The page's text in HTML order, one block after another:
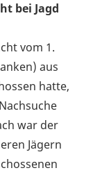
bei Jagd
vom 1.
aus
hatte,
war der
Jägern